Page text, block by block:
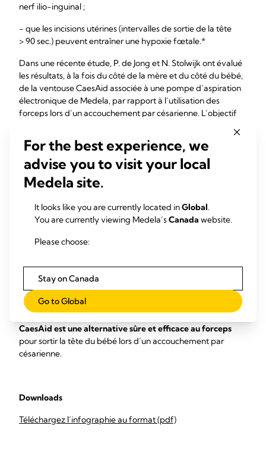
nerf ilio-inguinal ;
- que les incisions utérines (intervalles de sortie de la tête
> 90 sec.) peuvent entraîner une hypoxie fœtale.*
Dans une récente étude, P. de Jong et N. Stolwijk ont évalué
les résultats, à la fois du côté de la mère et du côté du bébé,
de la ventouse CaesAid associée à une pompe d’aspiration
électronique de Medela, par rapport à l’utilisation des
forceps lors d’un accouchement par césarienne. L’objectif
forceps, diminue l’intervalle entre l’incision et
l’accouchement, et de documenter les complications péri-
opératoires pour la mère et le nouveau-né.
Les résultats de cette étude suggèrent que laventouse
CaesAid est une alternative sûre et efficace au forceps
pour sortir la tête du bébé lors d’un accouchement par
césarienne.
Downloads
Téléchargez l’infographie au format (pdf)
For the best experience, we
advise you to visit your local
Medela site.
It looks like you are currently located inGlobal.
You are currently viewing Medela’sCanada website.
Please choose:
Stay on Canada
Go to Global